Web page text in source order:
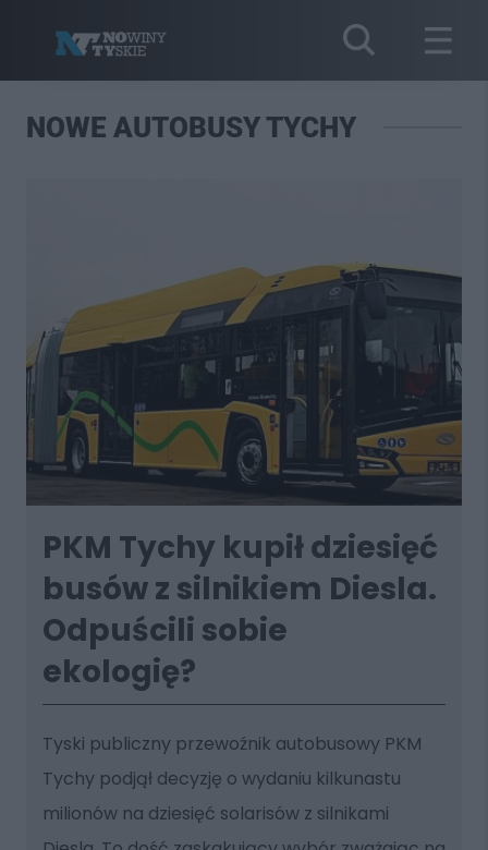
NOWE AUTOBUSY TYCHY
PKM Tychy kupił dziesięć
busów z silnikiem Diesla.
Odpuścili sobie
ekologię?
Tyski publiczny przewoźnik autobusowy PKM
Tychy podjął decyzję o wydaniu kilkunastu
milionów na dziesięć solarisów z silnikami